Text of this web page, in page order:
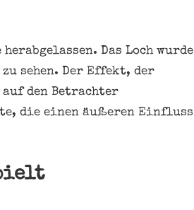
Das Loch wurde
sehen. Der Effekt, der
den Betrachter
die einen äußeren Einfluss